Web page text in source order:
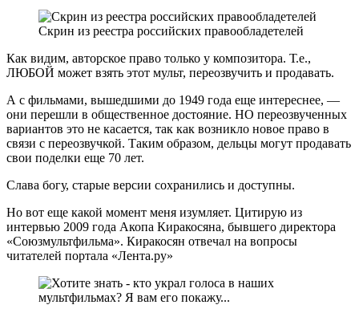
Скрин из реестра российских правообладетелей
Как видим, авторское право только у композитора. Т.е.,
ЛЮБОЙ может взять этот мульт, переозвучить и продавать.
А с фильмами, вышедшими до 1949 года еще интереснее, —
они перешли в общественное достояние. НО переозвученных
вариантов это не касается, так как возникло новое право в
связи с переозвучкой. Таким образом, дельцы могут продавать
свои поделки еще 70 лет.
Слава богу, старые версии сохранились и доступны.
Но вот еще какой момент меня изумляет. Цитирую из
интервью 2009 года Акопа Киракосяна, бывшего директора
«Союзмультфильма». Киракосян отвечал на вопросы
читателей портала «Лента.ру»